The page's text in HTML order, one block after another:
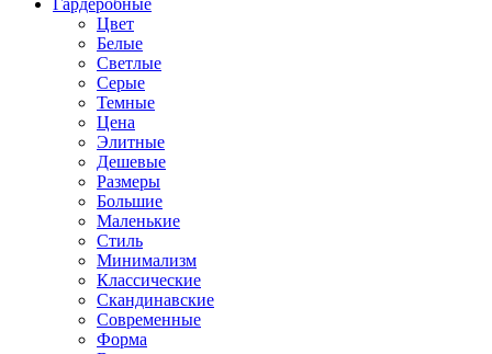
Гардеробные
Цвет
Белые
Светлые
Серые
Темные
Цена
Элитные
Дешевые
Размеры
Большие
Маленькие
Стиль
Минимализм
Классические
Скандинавские
Современные
Форма